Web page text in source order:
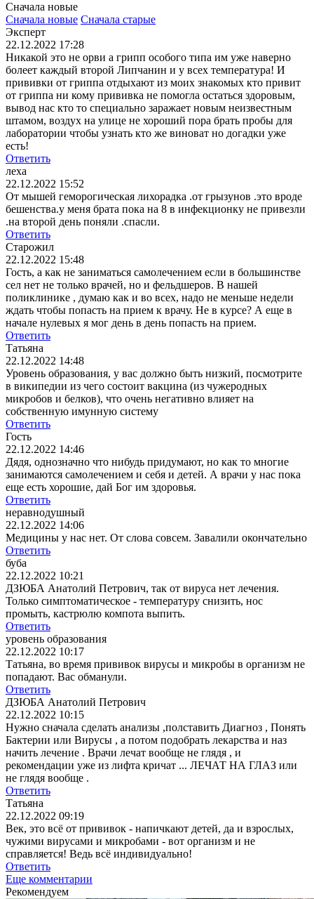
Сначала новые
Сначала новые Сначала старые
Эксперт
22.12.2022 17:28
Никакой это не орви а грипп особого типа им уже наверно
болеет каждый второй Липчанин и у всех температура! И
прививки от гриппа отдыхают из моих знакомых кто привит
от гриппа ни кому прививка не помогла остаться здоровым,
вывод нас кто то специально заражает новым неизвестным
штамом, воздух на улице не хороший пора брать пробы для
лаборатории чтобы узнать кто же виноват но догадки уже
есть!
Ответить
леха
22.12.2022 15:52
От мышей геморогическая лихорадка .от грызунов .это вроде
бешенства.у меня брата пока на 8 в инфекционку не привезли
.на второй день поняли .спасли.
Ответить
Старожил
22.12.2022 15:48
Гость, а как не заниматься самолечением если в большинстве
сел нет не только врачей, но и фельдшеров. В нашей
поликлинике , думаю как и во всех, надо не меньше недели
ждать чтобы попасть на прием к врачу. Не в курсе? А еще в
начале нулевых я мог день в день попасть на прием.
Ответить
Татьяна
22.12.2022 14:48
Уровень образования, у вас должно быть низкий, посмотрите
в википедии из чего состоит вакцина (из чужеродных
микробов и белков), что очень негативно влияет на
собственную имунную систему
Ответить
Гость
22.12.2022 14:46
Дядя, однозначно что нибудь придумают, но как то многие
занимаются самолечением и себя и детей. А врачи у нас пока
еще есть хорошие, дай Бог им здоровья.
Ответить
неравнодушный
22.12.2022 14:06
Медицины у нас нет. От слова совсем. Завалили окончательно
Ответить
буба
22.12.2022 10:21
ДЗЮБА Анатолий Петрович, так от вируса нет лечения.
Только симптоматическое - температуру снизить, нос
промыть, кастрюлю компота выпить.
Ответить
уровень образования
22.12.2022 10:17
Татьяна, во время прививок вирусы и микробы в организм не
попадают. Вас обманули.
Ответить
ДЗЮБА Анатолий Петрович
22.12.2022 10:15
Нужно сначала сделать анализы ,полставить Диагноз , Понять
Бактерии или Вирусы , а потом подобрать лекарства и наз
начить лечение . Врачи лечат вообще не глядя , и
рекомендации уже из лифта кричат ... ЛЕЧАТ НА ГЛАЗ или
не глядя вообще .
Ответить
Татьяна
22.12.2022 09:19
Век, это всё от прививок - напичкают детей, да и взрослых,
чужими вирусами и микробами - вот организм и не
справляется! Ведь всё индивидуально!
Ответить
Еще комментарии
Рекомендуем